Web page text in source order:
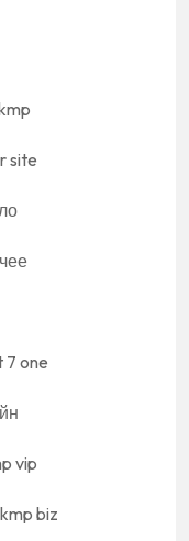
site
7 one
vip
biz